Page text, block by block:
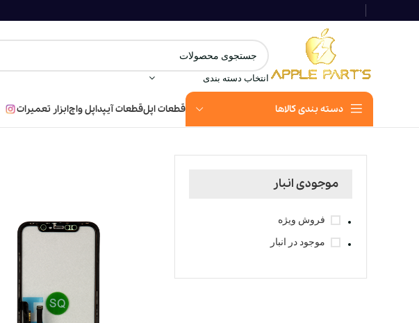
انتخاب دسته بندی
دسته بندی کالاها قطعات اپلقطعات آیپداپل واچابزار تعمیرات
موجودی انبار
فروش ویژه
موجود در انبار